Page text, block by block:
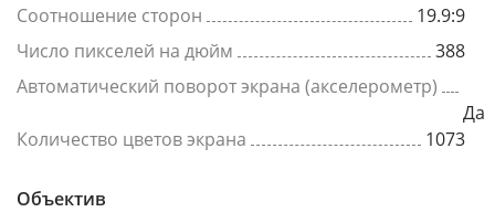
Соотношение сторон
19.9:9
Число пикселей на дюйм
388
Автоматический поворот экрана (акселерометр)
Да
Количество цветов экрана
1073
Объектив